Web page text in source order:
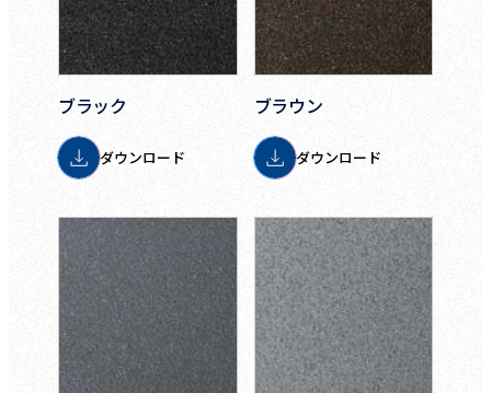
ブラック
ダウンロード
ブラウン
ダウンロード